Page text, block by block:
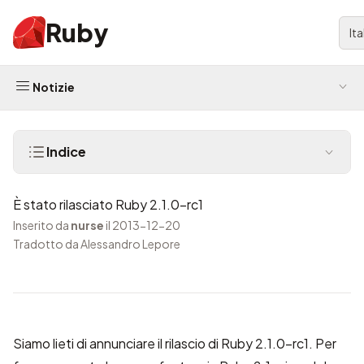
Ruby
Notizie
Indice
È stato rilasciato Ruby 2.1.0-rc1
Inserito da nurse il 2013-12-20
Tradotto da Alessandro Lepore
Siamo lieti di annunciare il rilascio di Ruby 2.1.0-rc1. Per